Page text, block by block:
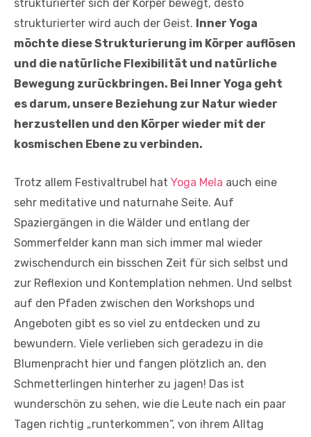
strukturierter sich der Körper bewegt, desto
strukturierter wird auch der Geist. Inner Yoga
möchte diese Strukturierung im Körper auflösen
und die natürliche Flexibilität und natürliche
Bewegung zurückbringen. Bei Inner Yoga geht
es darum, unsere Beziehung zur Natur wieder
herzustellen und den Körper wieder mit der
kosmischen Ebene zu verbinden.
Trotz allem Festivaltrubel hat Yoga Mela auch eine
sehr meditative und naturnahe Seite. Auf
Spaziergängen in die Wälder und entlang der
Sommerfelder kann man sich immer mal wieder
zwischendurch ein bisschen Zeit für sich selbst und
zur Reflexion und Kontemplation nehmen. Und selbst
auf den Pfaden zwischen den Workshops und
Angeboten gibt es so viel zu entdecken und zu
bewundern. Viele verlieben sich geradezu in die
Blumenpracht hier und fangen plötzlich an, den
Schmetterlingen hinterher zu jagen! Das ist
wunderschön zu sehen, wie die Leute nach ein paar
Tagen richtig „runterkommen“, von ihrem Alltag